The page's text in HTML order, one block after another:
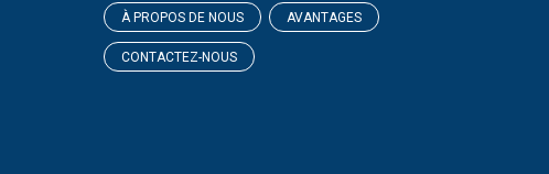
À PROPOS DE NOUS AVANTAGES
CONTACTEZ-NOUS